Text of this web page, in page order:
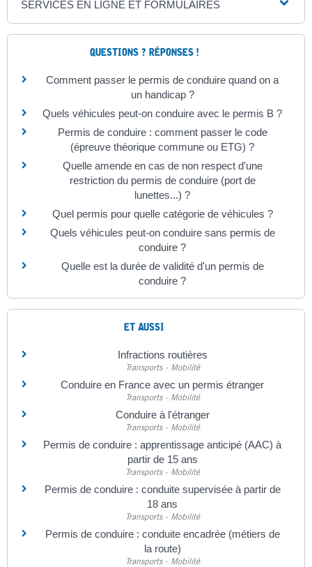
SERVICES EN LIGNE ET FORMULAIRES
QUESTIONS ? RÉPONSES !
Comment passer le permis de conduire quand on a
un handicap ?
Quels véhicules peut-on conduire avec le permis B ?
Permis de conduire : comment passer le code
(épreuve théorique commune ou ETG) ?
Quelle amende en cas de non respect d'une
restriction du permis de conduire (port de
lunettes...) ?
Quel permis pour quelle catégorie de véhicules ?
Quels véhicules peut-on conduire sans permis de
conduire ?
Quelle est la durée de validité d'un permis de
conduire ?
ET AUSSI
Infractions routières
Transports - Mobilité
Conduire en France avec un permis étranger
Transports - Mobilité
Conduire à l'étranger
Transports - Mobilité
Permis de conduire : apprentissage anticipé (AAC) à
partir de 15 ans
Transports - Mobilité
Permis de conduire : conduite supervisée à partir de
18 ans
Transports - Mobilité
Permis de conduire : conduite encadrée (métiers de
la route)
Transports - Mobilité